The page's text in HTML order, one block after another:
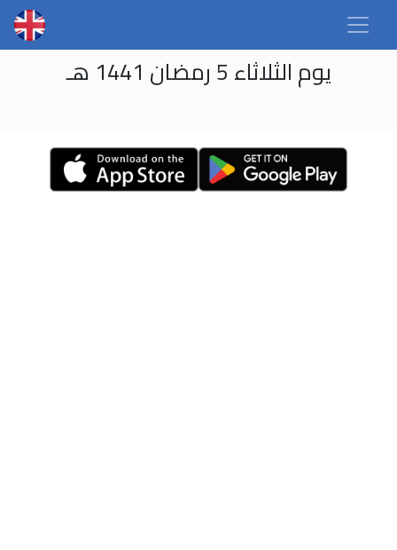
يوم الثلاثاء 5 رمضان 1441 هـ